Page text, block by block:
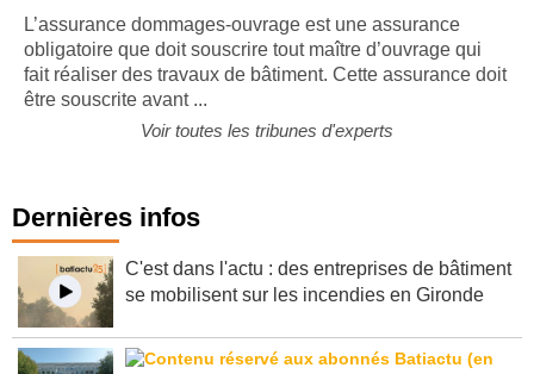
L’assurance dommages-ouvrage est une assurance
obligatoire que doit souscrire tout maître d’ouvrage qui
fait réaliser des travaux de bâtiment. Cette assurance doit
être souscrite avant ...
Voir toutes les tribunes d'experts
Dernières infos
C'est dans l'actu : des entreprises de bâtiment
se mobilisent sur les incendies en Gironde